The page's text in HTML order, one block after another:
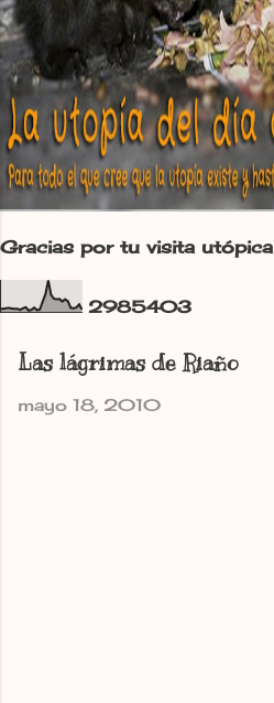
Gracias por tu visita utópica
2985403
Las lágrimas de Riaño
mayo 18, 2010